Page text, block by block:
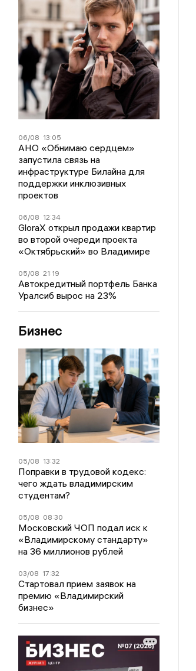
06/08 13:05
АНО «Обнимаю сердцем»
запустила связь на
инфраструктуре Билайна для
поддержки инклюзивных
проектов
06/08 12:34
GloraX открыл продажи квартир
во второй очереди проекта
«Октябрьский» во Владимире
05/08 21:19
Автокредитный портфель Банка
Уралсиб вырос на 23%
Бизнес
05/08 13:32
Поправки в трудовой кодекс:
чего ждать владимирским
студентам?
05/08 08:30
Московский ЧОП подал иск к
«Владимирскому стандарту»
на 36 миллионов рублей
03/08 17:32
Стартовал прием заявок на
премию «Владимирский
бизнес»